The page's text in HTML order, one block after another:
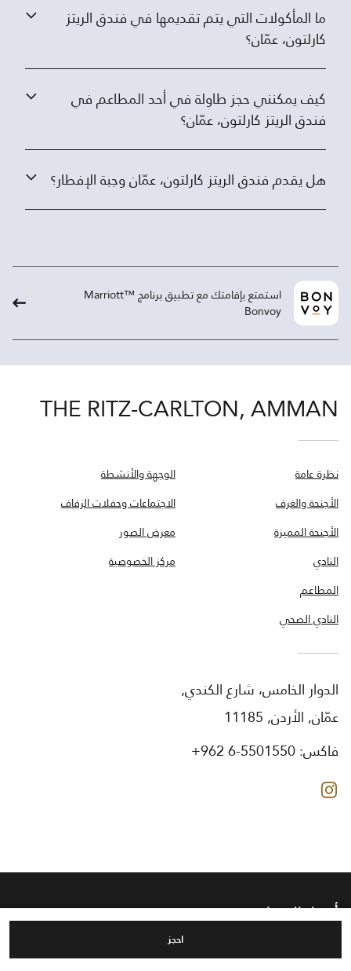
احجز
ما المأكولات التي يتم تقديمها في فندق الريتز
كارلتون، عمّان؟
كيف يمكنني حجز طاولة في أحد المطاعم في
فندق الريتز كارلتون، عمّان؟
هل يقدم فندق الريتز كارلتون، عمّان وجبة الإفطار؟
استمتع بإقامتك مع تطبيق برنامج ™Marriott
Bonvoy
THE RITZ-CARLTON, AMMAN
نظرة عامة
الأجنحة والغرف
الأجنحة المميزة
النادي
المطاعم
النادي الصحي
الوجهة والأنشطة
الاجتماعات وحفلات الزفاف
معرض الصور
مركز الخصوصية
الدوار الخامس، شارع الكندي,
عمّان, الأردن, 11185
فاكس:+962 6-5501550
أفضل الوجهات
للنزلاء